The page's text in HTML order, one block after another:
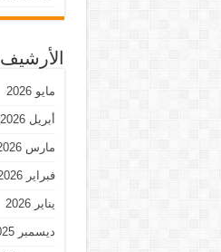
الأرشيف
مايو 2026
أبريل 2026
مارس 2026
فبراير 2026
يناير 2026
ديسمبر 2025